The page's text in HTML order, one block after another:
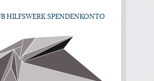
HILFSWERK SPENDENKONTO